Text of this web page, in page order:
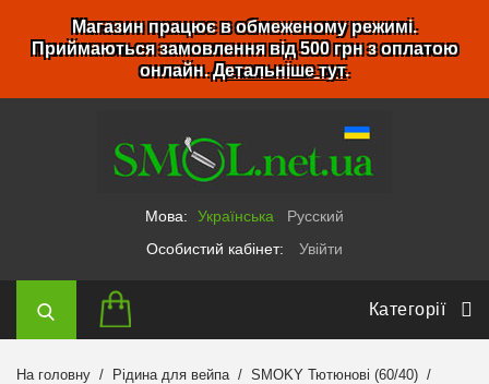
Магазин працює в обмеженому режимі.
Приймаються замовлення від 500 грн з оплатою
онлайн.Детальніше тут.
Мова: Українська
Русский
Особистий кабінет:
Увійти
Категорії
На головну Рідина для вейпа
SMOKY Тютюнові (60/40)